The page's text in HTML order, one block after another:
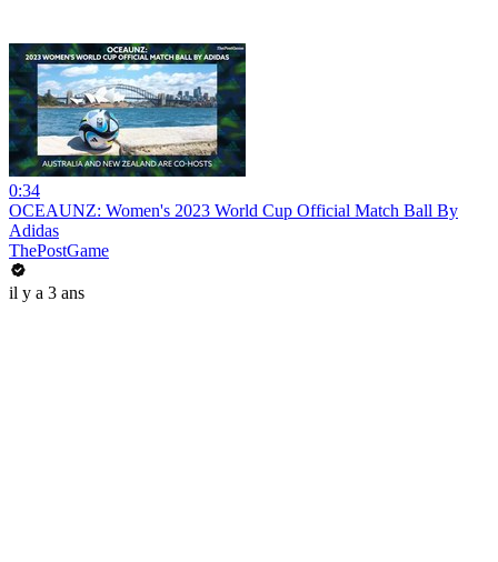
0:34
OCEAUNZ: Women's 2023 World Cup Official Match Ball By
Adidas
ThePostGame
il y a 3 ans